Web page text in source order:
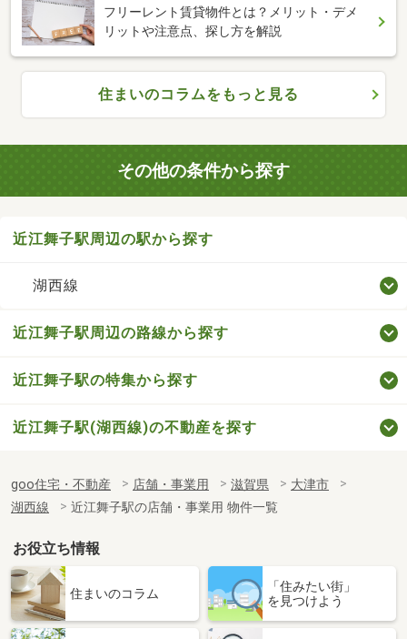
フリーレント賃貸物件とは？メリット・デメ
リットや注意点、探し方を解説
住まいのコラムをもっと見る
その他の条件から探す
近江舞子駅周辺の駅から探す
湖西線
近江舞子駅周辺の路線から探す
近江舞子駅の特集から探す
近江舞子駅(湖西線)の不動産を探す
goo住宅・不動産 店舗・事業用 滋賀県
大津市
湖西線
近江舞子駅の店舗・事業用 物件一覧
お役立ち情報
住まいのコラム
「住みたい街」
を見つけよう